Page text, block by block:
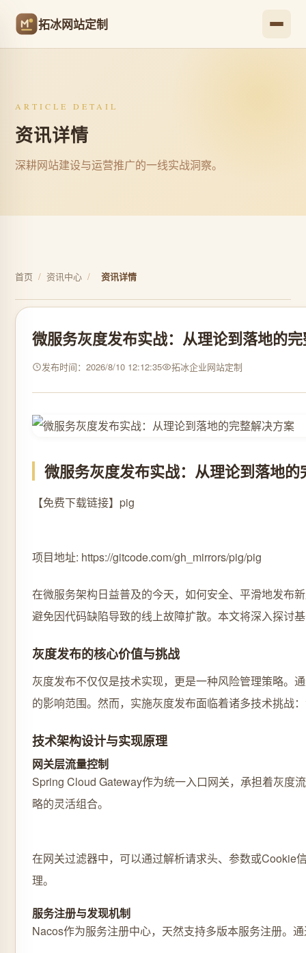
拓冰网站定制
ARTICLE DETAIL
资讯详情
深耕网站建设与运营推广的一线实战洞察。
首页 / 资讯中心 / 资讯详情
微服务灰度发布实战：从理论到落地的
发布时间：2026/8/10 12:12:35 拓冰企业网站定制
微服务灰度发布实战：从理论到落地的
【免费下载链接】pig
项目地址: https://gitcode.com/gh_mirrors/pig/pig
在微服务架构日益普及的今天，如何安全、平滑地发布
避免因代码缺陷导致的线上故障扩散。本文将深入探讨
灰度发布的核心价值与挑战
灰度发布不仅仅是技术实现，更是一种风险管理策略。
的影响范围。然而，实施灰度发布面临着诸多技术挑战
技术架构设计与实现原理
网关层流量控制
Spring Cloud Gateway作为统一入口网关，承担着灰度
略的灵活组合。
在网关过滤器中，可以通过解析请求头、参数或Cookie
理。
服务注册与发现机制
Nacos作为服务注册中心，天然支持多版本服务注册。